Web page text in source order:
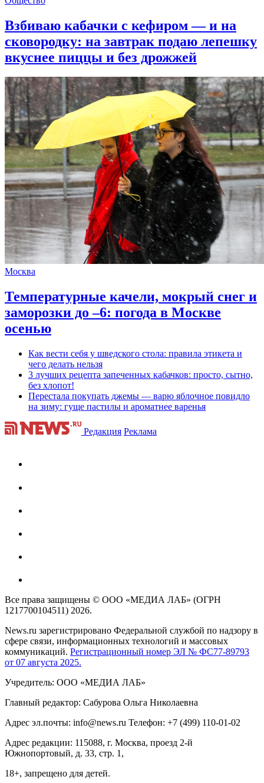
Взбиваю кабачки с кефиром — и на
сковородку: на завтрак подаю лепешку
вкуснее пиццы и без дрожжей
Москва
Температурные качели, мокрый снег и
заморозки до –6: погода в Москве
осенью
Как вести себя у шведского стола: правила этикета и
чего делать нельзя
3 лучших рецепта запеченных кабачков: просто, сытно,
без хлопот!
Перестала покупать джемы — варю яблочное повидло
на зиму: гуще пастилы и ароматнее варенья
Редакция Реклама
Все права защищены © ООО «МЕДИА ЛАБ» (ОГРН
1217700104511) 2026.
News.ru зарегистрировано Федеральной службой по надзору в
сфере связи, информационных технологий и массовых
коммуникаций. Регистрационный номер ЭЛ № ФС77-89793
от 07 августа 2025.
Учредитель: ООО «МЕДИА ЛАБ»
Главный редактор: Сабурова Ольга Николаевна
Адрес эл.почты: info@news.ru Телефон: +7 (499) 110-01-02
Адрес редакции: 115088, г. Москва, проезд 2-й
Южнопортовый, д. 33, стр. 1,
18+, запрещено для детей.